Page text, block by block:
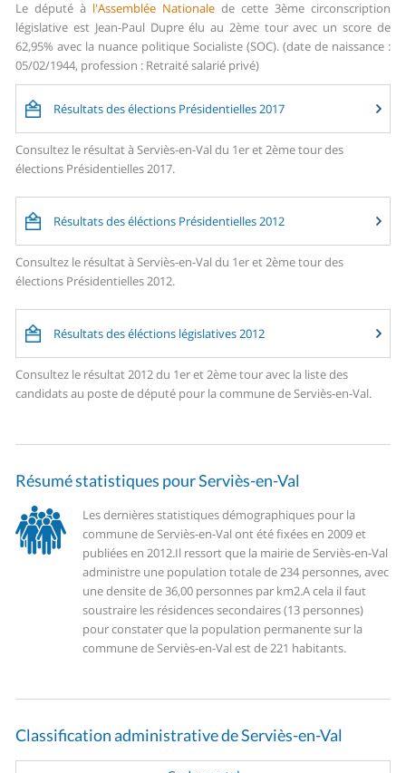
Le député à l'Assemblée Nationale de cette 3ème circonscription
législative est Jean-Paul Dupre élu au 2ème tour avec un score de
62,95% avec la nuance politique Socialiste (SOC). (date de naissance :
05/02/1944, profession : Retraité salarié privé)
Résultats des élections Présidentielles 2017
Consultez le résultat à Serviès-en-Val du 1er et 2ème tour des
élections Présidentielles 2017.
Résultats des éléctions Présidentielles 2012
Consultez le résultat à Serviès-en-Val du 1er et 2ème tour des
élections Présidentielles 2012.
Résultats des éléctions législatives 2012
Consultez le résultat 2012 du 1er et 2ème tour avec la liste des
candidats au poste de député pour la commune de Serviès-en-Val.
Résumé statistiques pour Serviès-en-Val
Les dernières statistiques démographiques pour la
commune de Serviès-en-Val ont été fixées en 2009 et
publiées en 2012.Il ressort que la mairie de Serviès-en-Val
administre une population totale de 234 personnes, avec
une densite de 36,00 personnes par km2.A cela il faut
soustraire les résidences secondaires (13 personnes)
pour constater que la population permanente sur la
commune de Serviès-en-Val est de 221 habitants.
Classification administrative de Serviès-en-Val